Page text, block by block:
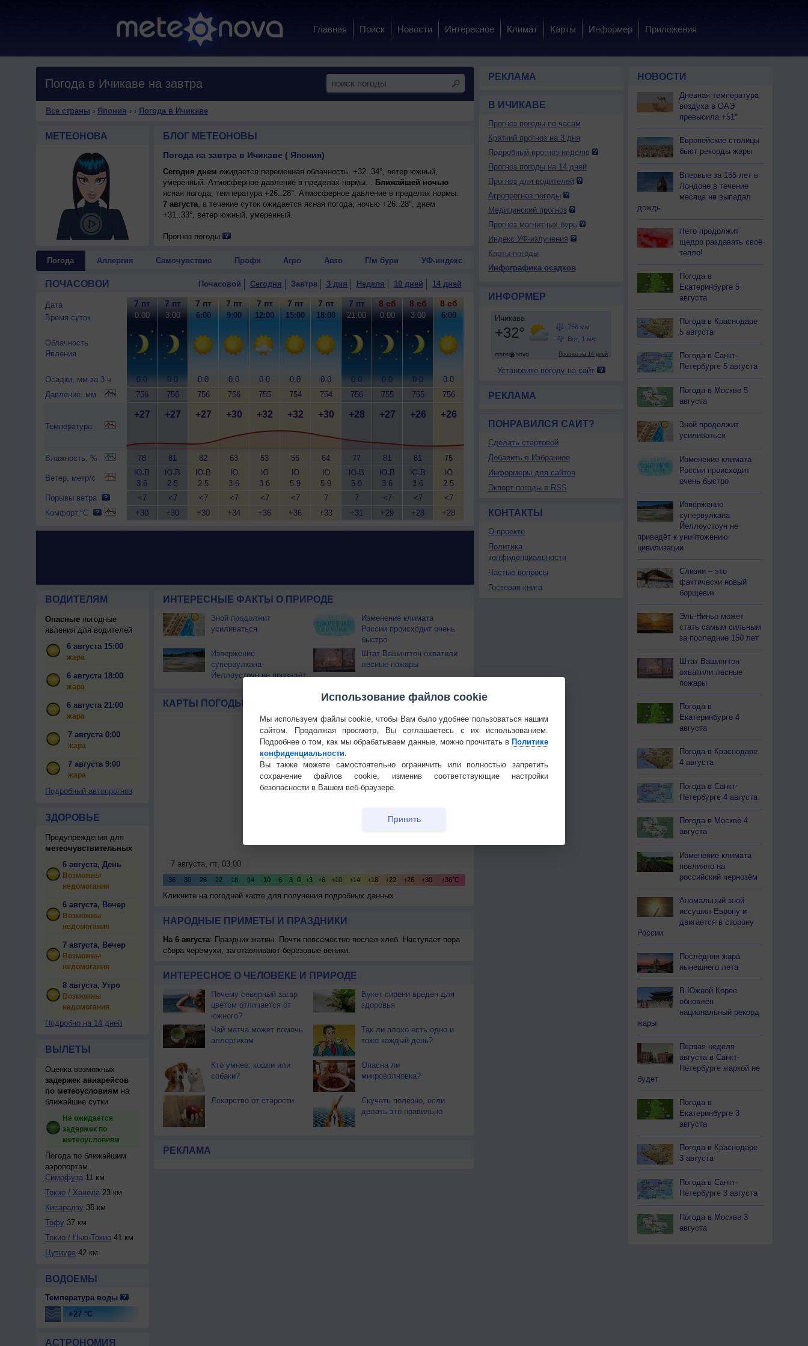
Главная Поиск Новости Интересное Климат Карты Информер Приложения
Погода в Ичикаве на завтра
Все страны › Япония › › Погода в Ичикаве
МЕТЕОНОВА БЛОГ МЕТЕОНОВЫ
Погода на завтра в Ичикаве ( Япония)
Сегодня днем ожидается переменная облачность, +32..34°, ветер южный,
умеренный. Атмосферное давление в пределах нормы. . Ближайшей ночью
ясная погода, температура +26..28°. Атмосферное давление в пределах нормы.
7 августа, в течение суток ожидается ясная погода; ночью +26..28°, днем
+31..33°, ветер южный, умеренный.
Прогноз погоды
Погода Аллергия Самочувствие Профи Агро Авто Г/м бури УФ-индекс
ПОЧАСОВОЙ Почасовой Сегодня Завтра 3 дня Неделя 10 дней 14 дней
Дата
Время суток
Облачность
Явления
Осадки, мм за 3 ч
Давление, мм
Температура
Влажность, %
Ветер, метр/с
Порывы ветра
Комфорт,°C
7 пт
0:00
0.0
756
+27
78
Ю-В
3-6
<7
+30
7 пт
3:00
0.0
756
+27
81
Ю-В
2-5
<7
+30
7 пт
6:00
0.0
756
+27
82
Ю-В
2-5
<7
+30
7 пт
9:00
0.0
756
+30
63
Ю
3-6
<7
+34
7 пт
12:00
0.0
755
+32
53
Ю
3-6
<7
+36
7 пт
15:00
0.0
754
+32
56
Ю
5-9
<7
+36
7 пт
18:00
0.0
754
+30
64
Ю
5-9
7
+33
7 пт
21:00
0.0
756
+28
77
Ю-В
5-9
7
+31
8 сб
0:00
0.0
755
+27
81
Ю-В
3-6
<7
+29
8 сб
3:00
0.0
755
+26
81
Ю-В
3-6
<7
+28
8 сб
6:00
0.0
756
+26
75
Ю
2-5
<7
+28
ВОДИТЕЛЯМ
Опасныепогодные
явления для водителей
6 августа 15:00
жара
6 августа 18:00
жара
6 августа 21:00
жара
7 августа 0:00
жара
7 августа 9:00
жара
Подробный автопрогноз
ЗДОРОВЬЕ
Предупреждения для
метеочувствительных
6 августа, День
Возможны
недомогания
6 августа, Вечер
Возможны
недомогания
7 августа, Вечер
Возможны
недомогания
8 августа, Утро
Возможны
недомогания
Подробно на 14 дней
ВЫЛЕТЫ
Оценка возможных
задержек авиарейсов
по метеоусловиям на
ближайшие сутки
Не ожидается
задержек по
метеоусловиям
Погода по ближайшим
аэропортам
Симофуза11 км
Токио / Ханеда23 км
Кисарадзу 36 км
Тофу 37 км
Токио / Нью-Токио41 км
Цутиура42 км
ВОДОЕМЫ
Температура воды
+27 °C
АСТРОНОМИЯ
ИНТЕРЕСНЫЕ ФАКТЫ О ПРИРОДЕ
Зной продолжит
усиливаться
Изменение климата
России происходит очень
быстро
Извержение
супервулкана
Йеллоустоун не приведёт
Штат Вашингтон охватили
лесные пожары
КАРТЫ ПОГОДЫ Температура Облачность Осадки
Кликните на погодной карте для получения подробных данных
НАРОДНЫЕ ПРИМЕТЫ И ПРАЗДНИКИ
На 6 августа: Праздник жатвы. Почти повсеместно поспел хлеб. Наступает пора
сбора черемухи, заготавливают березовые веники.
ИНТЕРЕСНОЕ О ЧЕЛОВЕКЕ И ПРИРОДЕ
Почему северный загар
цветом отличается от
южного?
Букет сирени вреден для
здоровья
Чай матча может помочь
аллергикам
Так ли плохо есть одно и
тоже каждый день?
Кто умнее: кошки или
собаки?
Опасна ли
микроволновка?
Лекарство от старости
Скучать полезно, если
делать это правильно
РЕКЛАМА
РЕКЛАМА
В ИЧИКАВЕ
Прогноз погоды по часам
Краткий прогноз на 3 дня
Подробный прогноз неделю
Прогноз погоды на 14 дней
Прогноз для водителей
Агропрогноз погоды
Медицинский прогноз
Прогноз магнитных бурь
Индекс УФ-излучения
Карты погоды
Инфографика осадков
ИНФОРМЕР
Установите погоду на сайт
РЕКЛАМА
ПОНРАВИЛСЯ САЙТ?
Сделать стартовой
Добавить в Избранное
Информеры для сайтов
Экпорт погоды в RSS
КОНТАКТЫ
О проекте
Политика
конфиденциальности
Частые вопросы
Гостевая книга
НОВОСТИ
Дневная температура
воздуха в ОАЭ
превысила +51°
Европейские столицы
бьют рекорды жары
Впервые за 155 лет в
Лондоне в течение
месяца не выпадал
дождь
Лето продолжит
щедро раздавать своё
тепло!
Погода в
Екатеринбурге 5
августа
Погода в Краснодаре
5 августа
Погода в Санкт-
Петербурге 5 августа
Погода в Москве 5
августа
Зной продолжит
усиливаться
Изменение климата
России происходит
очень быстро
Извержение
супервулкана
Йеллоустоун не
приведёт к уничтожению
цивилизации
Слизни – это
фактически новый
борщевик
Эль-Ниньо может
стать самым сильным
за последние 150 лет
Штат Вашингтон
охватили лесные
пожары
Погода в
Екатеринбурге 4
августа
Погода в Краснодаре
4 августа
Погода в Санкт-
Петербурге 4 августа
Погода в Москве 4
августа
Изменение климата
повлияло на
российский чернозём
Аномальный зной
иссушил Европу и
двигается в сторону
России
Последняя жара
нынешнего лета
В Южной Корее
обновлён
национальный рекорд
жары
Первая неделя
августа в Санкт-
Петербурге жаркой не
будет
Погода в
Екатеринбурге 3
августа
Погода в Краснодаре
3 августа
Погода в Санкт-
Петербурге 3 августа
Погода в Москве 3
августа
Использование файлов cookie
Мы используем файлы cookie, чтобы Вам было удобнее пользоваться нашим
сайтом. Продолжая просмотр, Вы соглашаетесь с их использованием.
Подробнее о том, как мы обрабатываем данные, можно прочитать в Политике
конфиденциальности.
Вы также можете самостоятельно ограничить или полностью запретить
сохранение файлов cookie, изменив соответствующие настройки
безопасности в Вашем веб-браузере.
Принять